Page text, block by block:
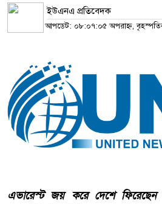
ইউএনএ প্রতিবেদক
আপডেট: ০৮:০৭:০৫ অপরাহ্ন,
এভারেস্ট জয় করে দেশে ফিরেছেন